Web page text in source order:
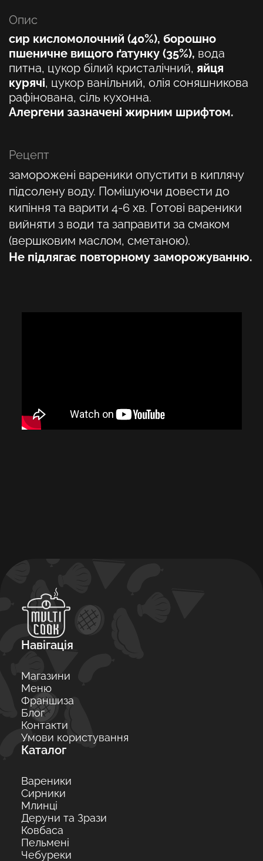
Опис
сир кисломолочний (40%), борошно
пшеничне вищого ґатунку (35%), вода
питна, цукор білий кристалічний, яйця
курячі, цукор ванільний, олія соняшникова
рафінована, сіль кухонна.
Алергени зазначені жирним шрифтом.
Рецепт
заморожені вареники опустити в киплячу
підсолену воду. Помішуючи довести до
кипіння та варити 4-6 хв. Готові вареники
вийняти з води та заправити за смаком
(вершковим маслом, сметаною).
Не підлягає повторному заморожуванню.
Навігація
Магазини
Меню
Франшиза
Блог
Контакти
Умови користування
Каталог
Вареники
Сирники
Млинці
Деруни та Зрази
Ковбаса
Пельмені
Чебуреки